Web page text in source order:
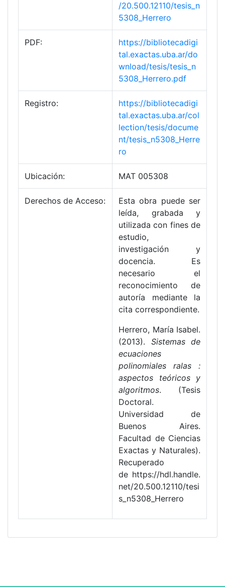
/20.500.12110/tesis_n
5308_Herrero
PDF:
https://bibliotecadigi
tal.exactas.uba.ar/do
wnload/tesis/tesis_n
5308_Herrero.pdf
Registro:
https://bibliotecadigi
tal.exactas.uba.ar/col
lection/tesis/docume
nt/tesis_n5308_Herre
ro
Ubicación: MAT 005308
Derechos de Acceso:
Esta obra puede ser
leída, grabada y
utilizada con fines de
estudio,
investigación y
docencia. Es
necesario el
reconocimiento de
autoría mediante la
cita correspondiente.
Herrero, María Isabel.
(2013). Sistemas de
ecuaciones
polinomiales ralas :
aspectos teóricos y
algoritmos. (Tesis
Doctoral.
Universidad de
Buenos Aires.
Facultad de Ciencias
Exactas y Naturales).
Recuperado
de https://hdl.handle.
net/20.500.12110/tesi
s_n5308_Herrero